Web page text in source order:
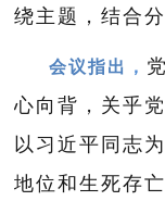
绕主题，结合
会议指出 ，
心向背，关乎
以习近平同志
地位和生死存